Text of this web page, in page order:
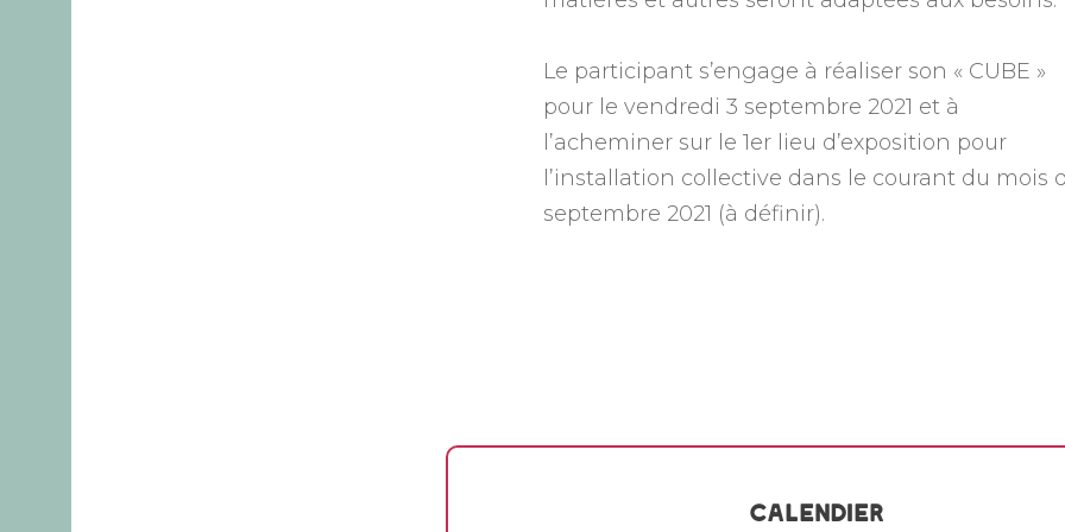
Le participant s’engage à réaliser son « CUBE »
pour le vendredi 3 septembre 2021 et à
l’acheminer sur le 1er lieu d’exposition pour
l’installation collective dans le courant du mois
septembre 2021 (à définir).
Calendier